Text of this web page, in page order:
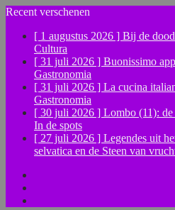
Recent verschenen
[ 1 augustus 2026 ] Bij de
Cultura
[ 31 juli 2026 ] Buonissimo
Gastronomia
[ 31 juli 2026 ] La cucina
Gastronomia
[ 30 juli 2026 ] Lombo (11):
In de spots
[ 27 juli 2026 ] Legendes uit
selvatica en de Steen van